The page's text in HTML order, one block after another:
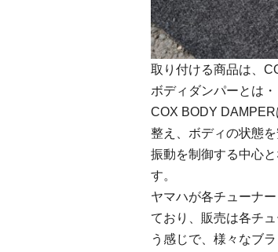
取り付ける商品は、
ボディダンパーとは・
COX BODY
整え、ボディの状態
振動を制御する中心
す。
ヤマハが各チューナ
ており、販売は各チ
う感じで、様々なブ